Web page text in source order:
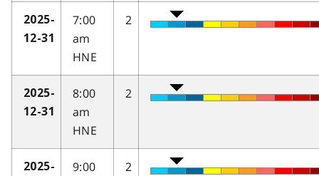
2025-
12-31
7:00
am
HNE
2
2025-
12-31
8:00
am
HNE
2
2025-
9:00
2